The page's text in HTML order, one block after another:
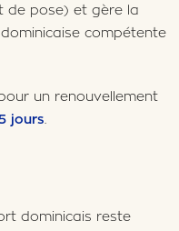
de pose) et gère la
compétente
un renouvellement
jours.
dominicais reste